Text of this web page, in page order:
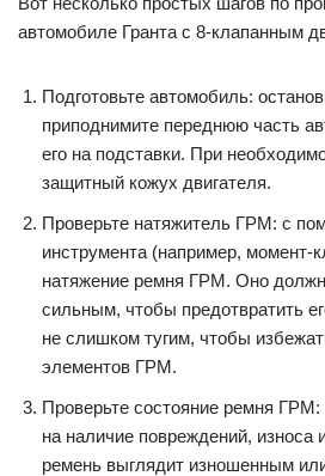
автомобиле Гранта с 8-клапанным
Подготовьте автомобиль:
приподнимите переднюю часть
его на подставки. При
защитный кожух двигателя.
Проверьте натяжитель ГРМ: с
инструмента (например, момент-
натяжение ремня ГРМ. Оно
сильным, чтобы предотвратить
не слишком тугим, чтобы
элементов ГРМ.
Проверьте состояние ремня
на наличие повреждений, износа
ремень выглядит изношенным